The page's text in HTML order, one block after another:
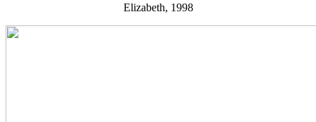
Elizabeth, 1998